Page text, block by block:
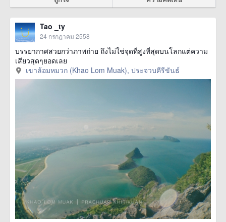
Tao _ty
24 กรกฎาคม 2558
บรรยากาศสวยกว่าภาพถ่าย ถึงไม่ใช่จุดที่สูงที่สุดบนโลกแต่ความ
เสียวสุดๆยอดเลย
เขาล้อมหมวก (Khao Lom Muak), ประจวบคีรีขันธ์